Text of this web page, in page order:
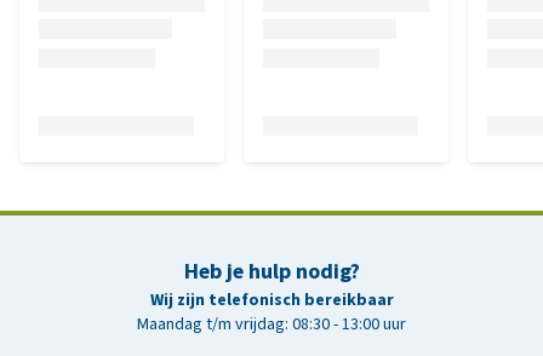
Heb je hulp nodig?
Wij zijn telefonisch bereikbaar
Maandag t/m vrijdag: 08:30 - 13:00 uur